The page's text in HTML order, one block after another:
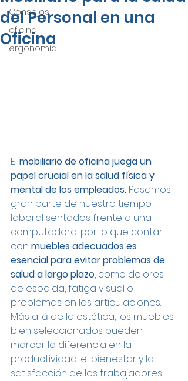
Consejos
oficina
ergonomía
del Personal en una
Oficina
El mobiliario de oficina juega un
papel crucial en la salud física y
mental de los empleados. Pasamos
gran parte de nuestro tiempo
laboral sentados frente a una
computadora, por lo que contar
con muebles adecuados es
esencial para evitar problemas de
salud a largo plazo, como dolores
de espalda, fatiga visual o
problemas en las articulaciones.
Más allá de la estética, los muebles
bien seleccionados pueden
marcar la diferencia en la
productividad, el bienestar y la
satisfacción de los trabajadores.